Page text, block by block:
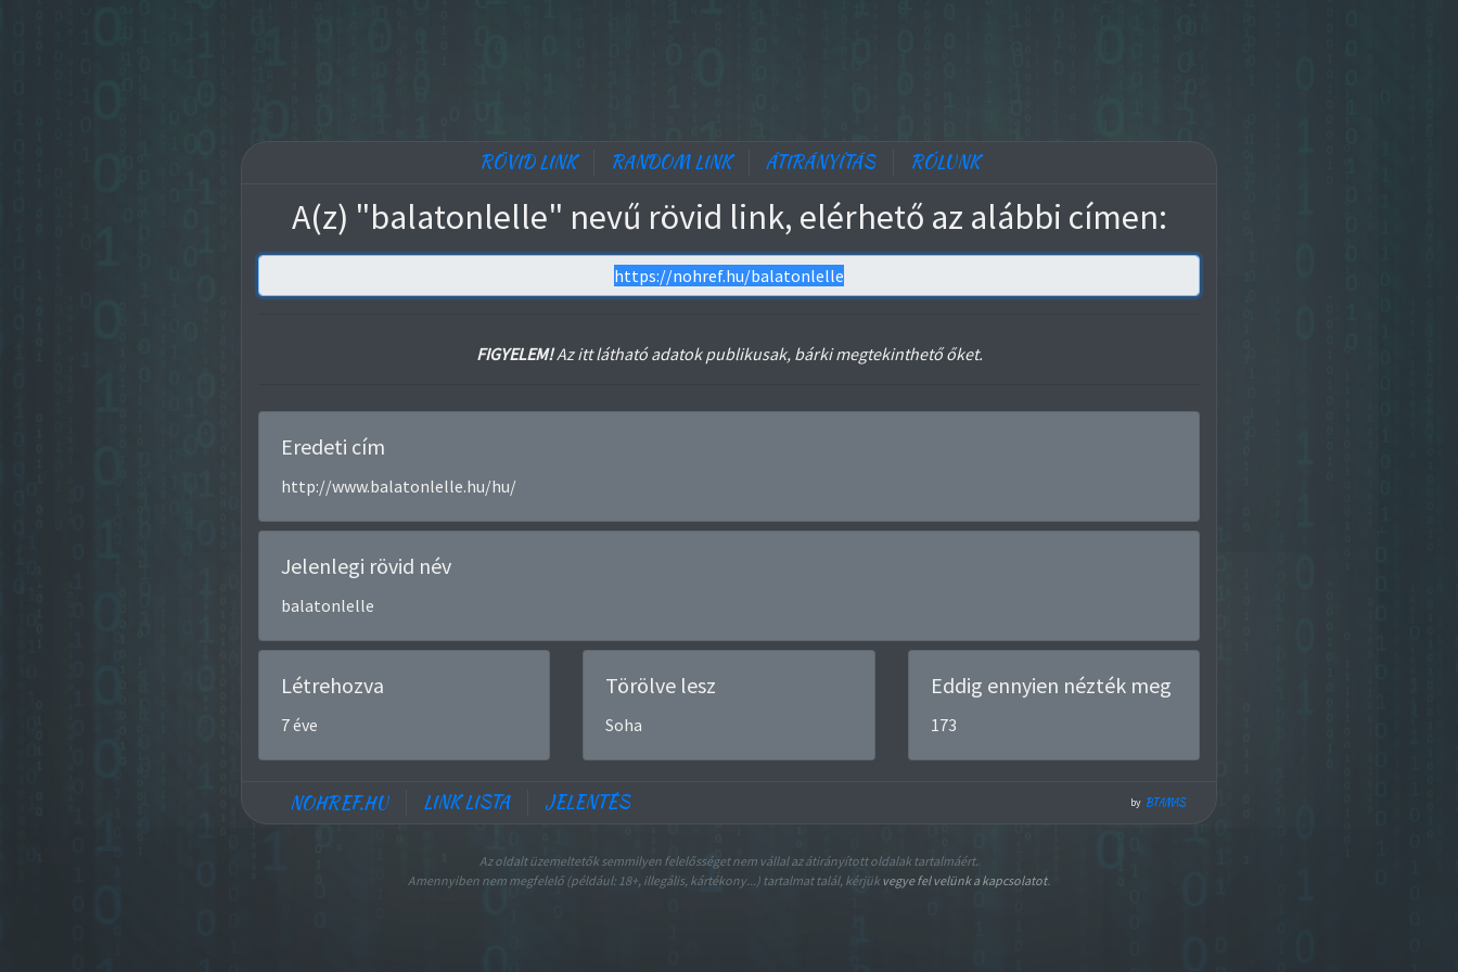
RÖVID LINK RANDOM LINK ÁTIRÁNYÍTÁS RÓLUNK
A(z) "balatonlelle" nevű rövid link, elérhető az alábbi címen:
FIGYELEM!Az itt látható adatok publikusak, bárki megtekinthető őket.
Eredeti cím
http://www.balatonlelle.hu/hu/
Jelenlegi rövid név
balatonlelle
Létrehozva
7 éve
Törölve lesz
Soha
Eddig ennyien nézték meg
173
NOHREF.HU LINK LISTA JELENTÉS by BTAMAS
Az oldalt üzemeltetők semmilyen felelősséget nem vállal az átirányított oldalak tartalmáért.
Amennyiben nem megfelelő (például: 18+, illegális, kártékony...) tartalmat talál, kérjükvegye fel velünk a kapcsolatot.